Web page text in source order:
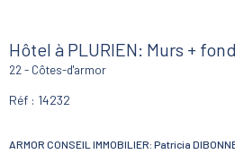
Hôtel à PLURIEN: Murs +
22 - Côtes-d'armor
Réf : 14232
ARMOR CONSEIL IMMOBILIER: Patricia